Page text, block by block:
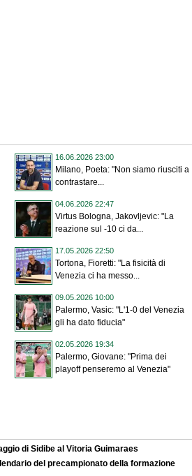
16.06.2026 23:00
Milano, Poeta: "Non siamo riusciti a
contrastare...
04.06.2026 22:47
Virtus Bologna, Jakovljevic: "La
reazione sul -10 ci da...
17.05.2026 22:50
Tortona, Fioretti: "La fisicità di
Venezia ci ha messo...
09.05.2026 10:00
Palermo, Vasic: "L'1-0 del Venezia
gli ha dato fiducia"
02.05.2026 19:34
Palermo, Giovane: "Prima dei
playoff penseremo al Venezia"
di Sidibe al Vitoria Guimaraes
del precampionato della formazione